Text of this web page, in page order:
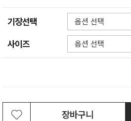
기장선택
사이즈
장바구니